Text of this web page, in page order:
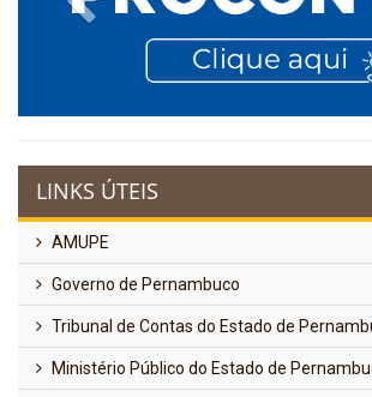
LINKS ÚTEIS
AMUPE
Governo de Pernambuco
Tribunal de Contas do Estado de
Ministério Público do Estado de